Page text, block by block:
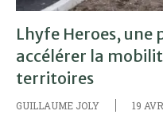
Lhyfe Heroes,
accélérer la
territoires
GUILLAUME JOLY 19